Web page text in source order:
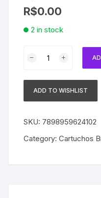
R$0.00
2 in stock
Brother
LC61C
ADD TO WISHLIST
SKU: 7898959624102
Category:Cartuchos